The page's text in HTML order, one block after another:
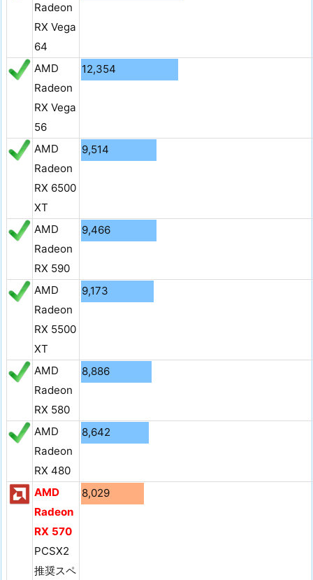
Radeon
RX Vega
64
AMD
Radeon
RX Vega
56
12,354
AMD
Radeon
RX 6500
XT
9,514
AMD
Radeon
RX 590
9,466
AMD
Radeon
RX 5500
XT
9,173
AMD
Radeon
RX 580
8,886
AMD
Radeon
RX 480
8,642
AMD
Radeon
RX 570
PCSX2
推奨スペ
8,029